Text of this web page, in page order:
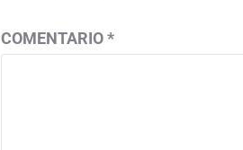
COMENTARIO*